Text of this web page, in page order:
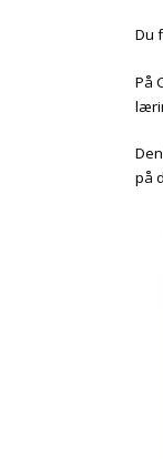
Du
På
på